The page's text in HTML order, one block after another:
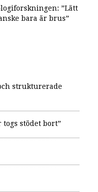
”Lätt
bara är brus”
strukturerade
togs stödet bort”